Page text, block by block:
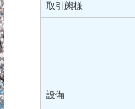
取引態様
設備